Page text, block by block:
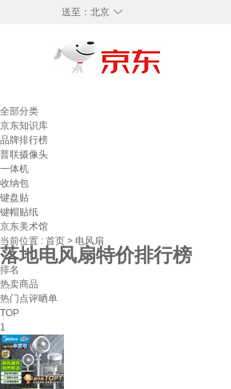
◇
送至： 北京
全部分类
京东知识库
品牌排行榜
普联摄像头
一体机
收纳包
键盘贴
键帽贴纸
京东美术馆
当前位置 : 首页 > 电风扇
落地电风扇特价排行榜
排名
热卖商品
热门点评晒单
TOP
1